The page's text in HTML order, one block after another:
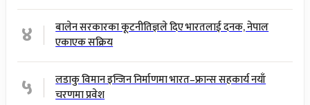
४
बालेन सरकारका कूटनीतिज्ञले दिए भारतलाई दनक, नेपाल
एकाएक सक्रिय
५
लडाकु विमान इन्जिन निर्माणमा भारत–फ्रान्स सहकार्य नयाँ
चरणमा प्रवेश